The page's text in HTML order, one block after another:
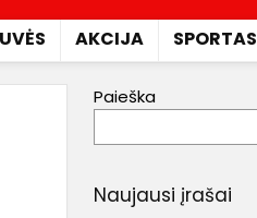
AKCIJA SPORTAS
Paieška
Naujausi įrašai